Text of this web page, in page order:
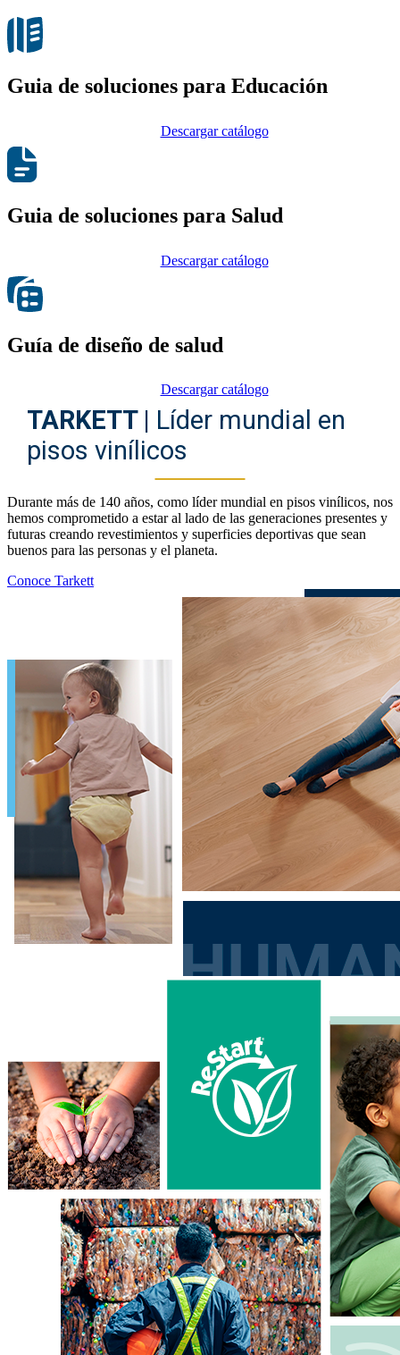
Guia de soluciones para Educación
Descargar catálogo
Guia de soluciones para Salud
Descargar catálogo
Guía de diseño de salud
Descargar catálogo
TARKETT | Líder mundial en
pisos vinílicos
Durante más de 140 años, como líder mundial en pisos vinílicos, nos
hemos comprometido a estar al lado de las generaciones presentes y
futuras creando revestimientos y superficies deportivas que sean
buenos para las personas y el planeta.
Conoce Tarkett